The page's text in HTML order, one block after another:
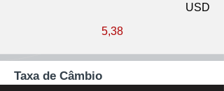
USD
5,38
Taxa de Câmbio